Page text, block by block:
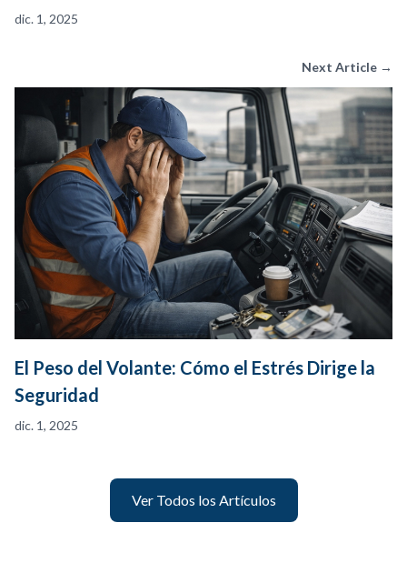
dic. 1, 2025
Next Article →
El Peso del Volante: Cómo el Estrés Dirige la
Seguridad
dic. 1, 2025
Ver Todos los Artículos